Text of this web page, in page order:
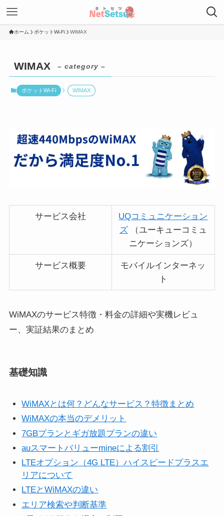
ホーム ポケットWi-Fi WIMAX
WIMAX – category –
ポケットWi-Fi WIMAX
サービス会社
UQコミュニケーション
ズ（ユーキューコミュ
ニケーションズ）
サービス概要
モバイルインターネッ
ト
WiMAXのサービス特徴・料金の詳細や実機レビュ
ー、実証結果のまとめ
基礎知識
WiMAXとは何？どんなサービス？特徴まとめ
WiMAXの本当のデメリット
7GBプランとギガ放題プランの違い
auスマートバリューmineによる割引
LTEオプション（4G LTE）ハイスピードプラスエ
リアについて
LTEとWiMAXの違い
エリア検索や判断基準